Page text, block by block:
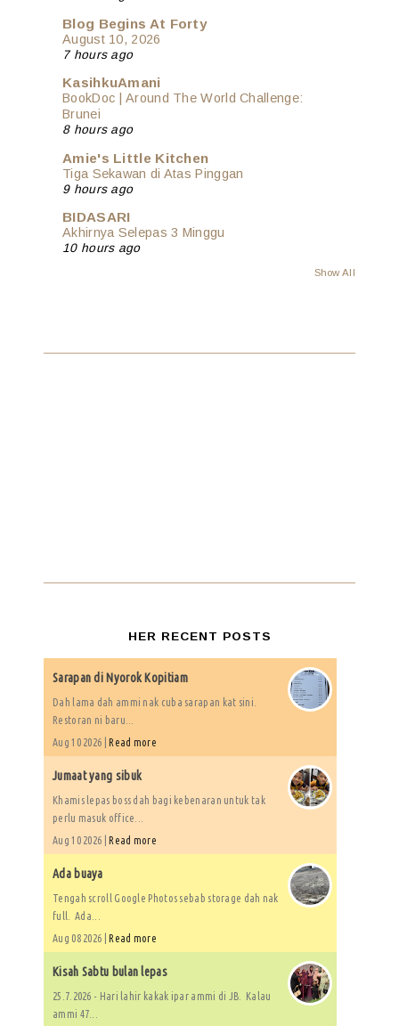
Blog Begins At Forty
August 10, 2026
7 hours ago
KasihkuAmani
BookDoc | Around The World Challenge:
Brunei
8 hours ago
Amie's Little Kitchen
Tiga Sekawan di Atas Pinggan
9 hours ago
BIDASARI
Akhirnya Selepas 3 Minggu
10 hours ago
Show All
HER RECENT POSTS
Sarapan di Nyorok Kopitiam
Dah lama dah ammi nak cuba sarapan kat sini.
Restoran ni baru...
Aug 10 2026 | Read more
Jumaat yang sibuk
Khamis lepas boss dah bagi kebenaran untuk tak
perlu masuk office...
Aug 10 2026 | Read more
Ada buaya
Tengah scroll Google Photos sebab storage dah nak
full. Ada...
Aug 08 2026 | Read more
Kisah Sabtu bulan lepas
25.7.2026 - Hari lahir kakak ipar ammi di JB. Kalau
ammi 47...